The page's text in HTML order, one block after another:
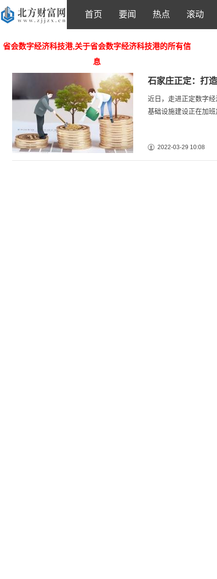
首页 要闻 热点 滚动
省会数字经济科技港,关于省会数字经济科技港的所有信
息
石家庄正定：打造
近日，走进正定数字
基础设施建设正在加
2022-03-29 10:08